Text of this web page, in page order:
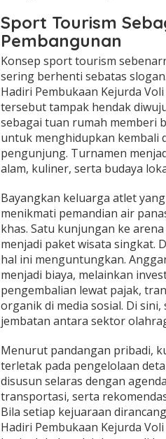
Sport Tourism
Pembangunan
Konsep sport tourism
sering berhenti sebatas
Hadiri Pembukaan Kejurda
tersebut tampak hendak
sebagai tuan rumah memberi
untuk menghidupkan kembali
pengunjung. Turnamen
alam, kuliner, serta budaya
Bayangkan keluarga atlet
menikmati pemandian air
khas. Satu kunjungan ke
menjadi paket wisata singkat.
hal ini menguntungkan.
menjadi biaya, melainkan
pengembalian lewat pajak,
organik di media sosial. Di
jembatan antara sektor
Menurut pandangan pribadi,
terletak pada pengelolaan
disusun selaras dengan
transportasi, serta
Bila setiap kejuaraan
Hadiri Pembukaan Kejurda